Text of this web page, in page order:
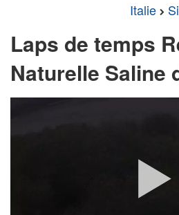
Italie
Laps de temps
Naturelle Saline